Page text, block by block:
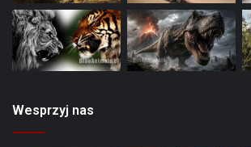
Wesprzyj nas